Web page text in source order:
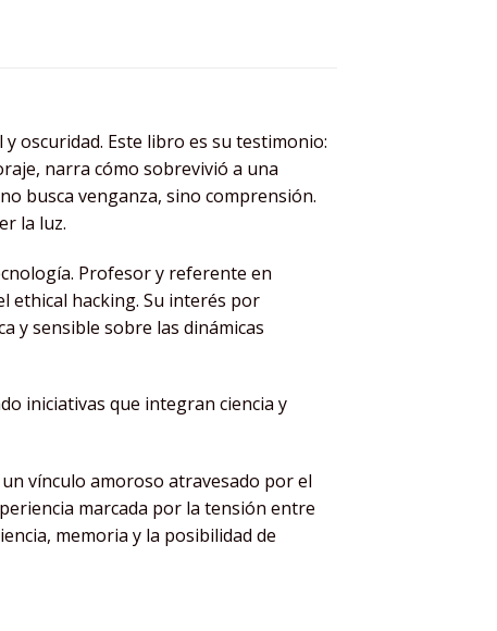
oscuridad. Este libro es su testimonio:
narra cómo sobrevivió a una
busca venganza, sino comprensión.
la luz.
Profesor y referente en
ethical hacking. Su interés por
y sensible sobre las dinámicas
iniciativas que integran ciencia y
vínculo amoroso atravesado por el
marcada por la tensión entre
memoria y la posibilidad de